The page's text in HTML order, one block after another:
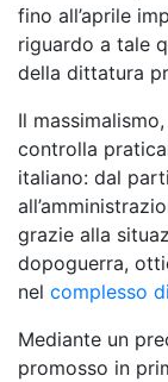
fino all’aprile
riguardo a tale
della dittatura
Il
controlla
italiano: dal
grazie alla
dopoguerra,
nel complesso
Mediante un
promosso in